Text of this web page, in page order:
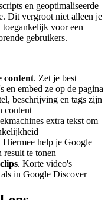
en geoptimaliseerde
Dit vergroot niet alleen je
toegankelijk voor een
gebruikers.
content. Zet je best
en embed ze op de pagina
beschrijving en tags zijn
content
extra tekst om
Hiermee help je Google
result te tonen
. Korte video's
in Google Discover